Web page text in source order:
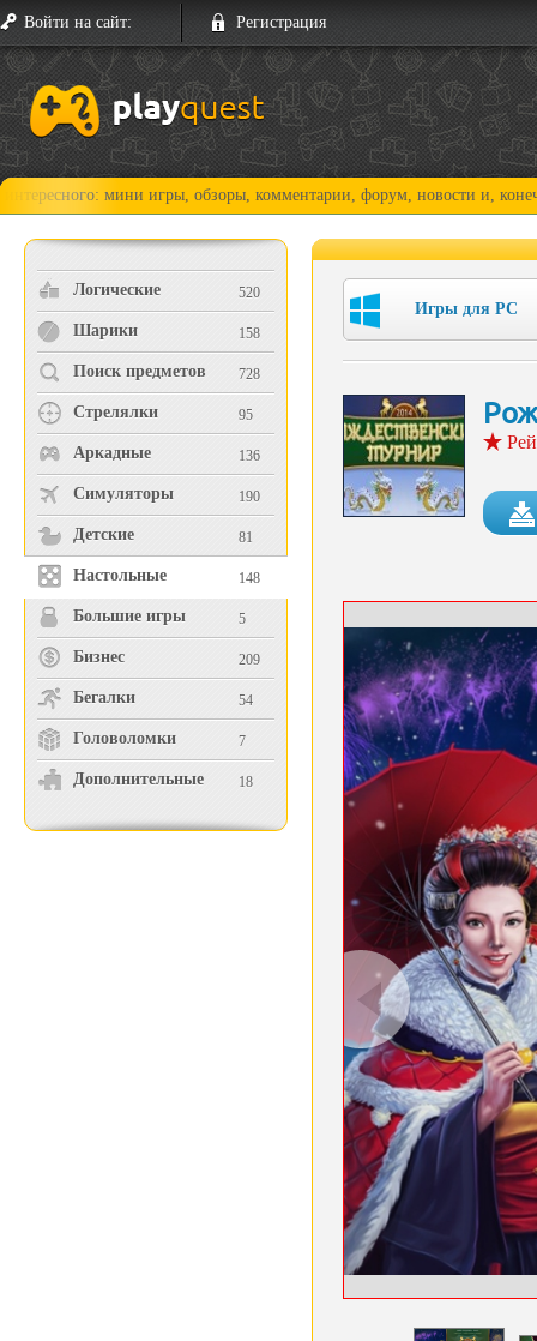
Войти на сайт: Регистрация
мини игры, обзоры, комментарии, форум, новости и, конечно,
Логические 520
Шарики 158
Поиск предметов 728
Стрелялки 95
Аркадные 136
Симуляторы 190
Детские 81
Настольные 148
Большие игры 5
Бизнес 209
Бегалки 54
Головоломки 7
Дополнительные 18
Игры для PC